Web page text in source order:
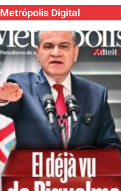
Metrópolis Digital